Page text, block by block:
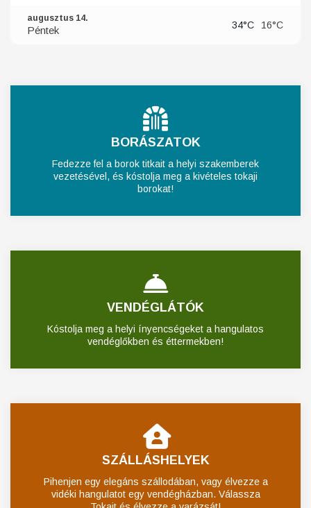
augusztus 14.
Péntek 34°C 16°C
BORÁSZATOK
Fedezze fel a borok titkait a helyi szakemberek
vezetésével, és kóstolja meg a kivételes tokaji
borokat!
VENDÉGLÁTÓK
Kóstolja meg a helyi ínyencségeket a hangulatos
vendéglőkben és éttermekben!
SZÁLLÁSHELYEK
Pihenjen egy elegáns szállodában, vagy élvezze a
vidéki hangulatot egy vendégházban. Válassza